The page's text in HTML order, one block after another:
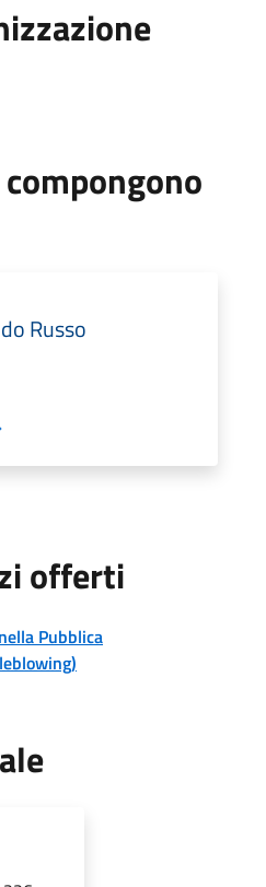
Russo
offerti
Pubblica